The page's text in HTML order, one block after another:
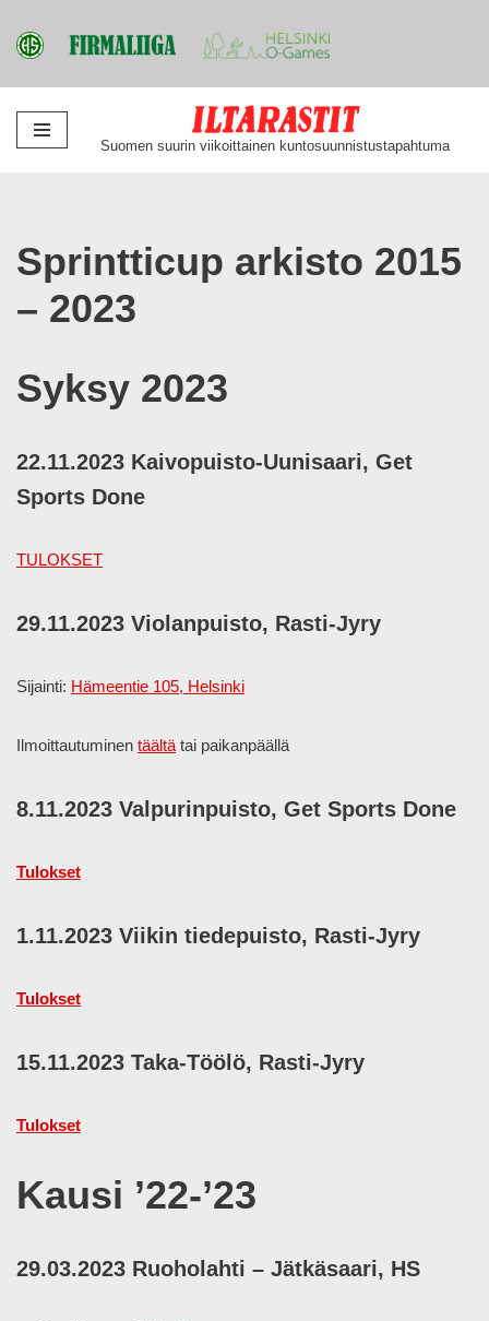
Siirry
Suomen suurin viikoittainen kuntosuunnistustapahtuma
Sprintticup arkisto 2015
– 2023
Syksy 2023
22.11.2023 Kaivopuisto-Uunisaari, Get
Sports Done
TULOKSET
29.11.2023 Violanpuisto, Rasti-Jyry
Sijainti: Hämeentie 105, Helsinki
Ilmoittautuminen täältätai paikanpäällä
8.11.2023 Valpurinpuisto, Get Sports Done
Tulokset
1.11.2023 Viikin tiedepuisto, Rasti-Jyry
Tulokset
15.11.2023 Taka-Töölö, Rasti-Jyry
Tulokset
Kausi ’22-’23
29.03.2023 Ruoholahti – Jätkäsaari, HS